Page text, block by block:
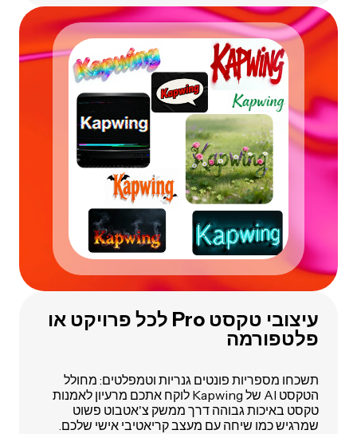
עיצובי טקסט Pro לכל פרויקט או
פלטפורמה
תשכחו מספריות פונטים גנריות וטמפלטים: מחולל
הטקסט AI של Kapwing לוקח אתכם מרעיון לאמנות
טקסט באיכות גבוהה דרך ממשק צ'אטבוט פשוט
שמרגיש כמו שיחה עם מעצב קריאטיבי אישי שלכם.